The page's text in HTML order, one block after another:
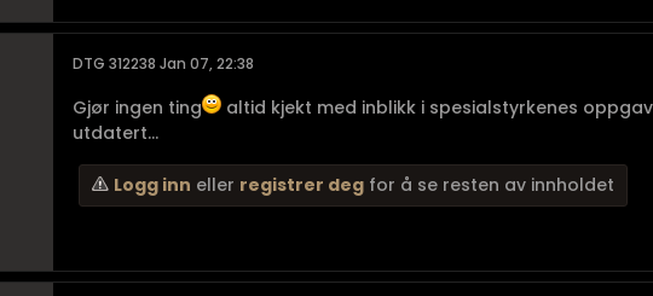
DTG 312238 Jan 07, 22:38
Gjør ingen ting
altid kjekt med inblikk i spesialstyrkenes
utdatert...
Logg inn eller registrer deg for å se resten av innholdet